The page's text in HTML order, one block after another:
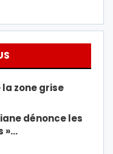
zone grise
dénonce les
»…